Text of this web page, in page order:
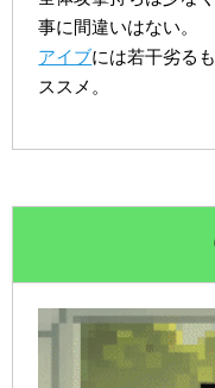
事に間違いはない。
アイブには若干劣る
ススメ。